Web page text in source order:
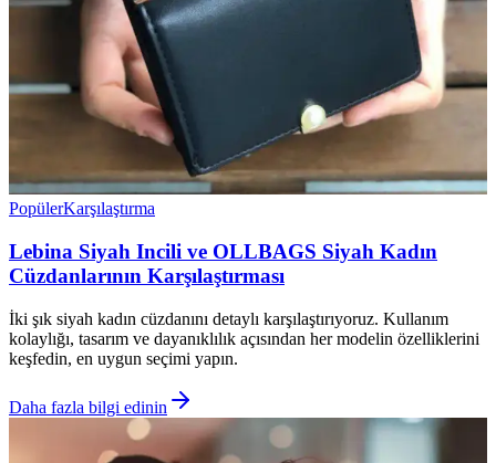
PopülerKarşılaştırma
Lebina Siyah Incili ve OLLBAGS Siyah Kadın
Cüzdanlarının Karşılaştırması
İki şık siyah kadın cüzdanını detaylı karşılaştırıyoruz. Kullanım
kolaylığı, tasarım ve dayanıklılık açısından her modelin özelliklerini
keşfedin, en uygun seçimi yapın.
Daha fazla bilgi edinin